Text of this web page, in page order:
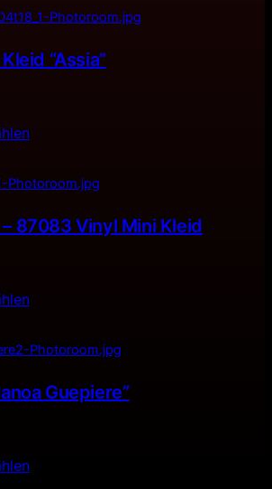
“Assia”
87083 Vinyl Mini Kleid
Guepiere”